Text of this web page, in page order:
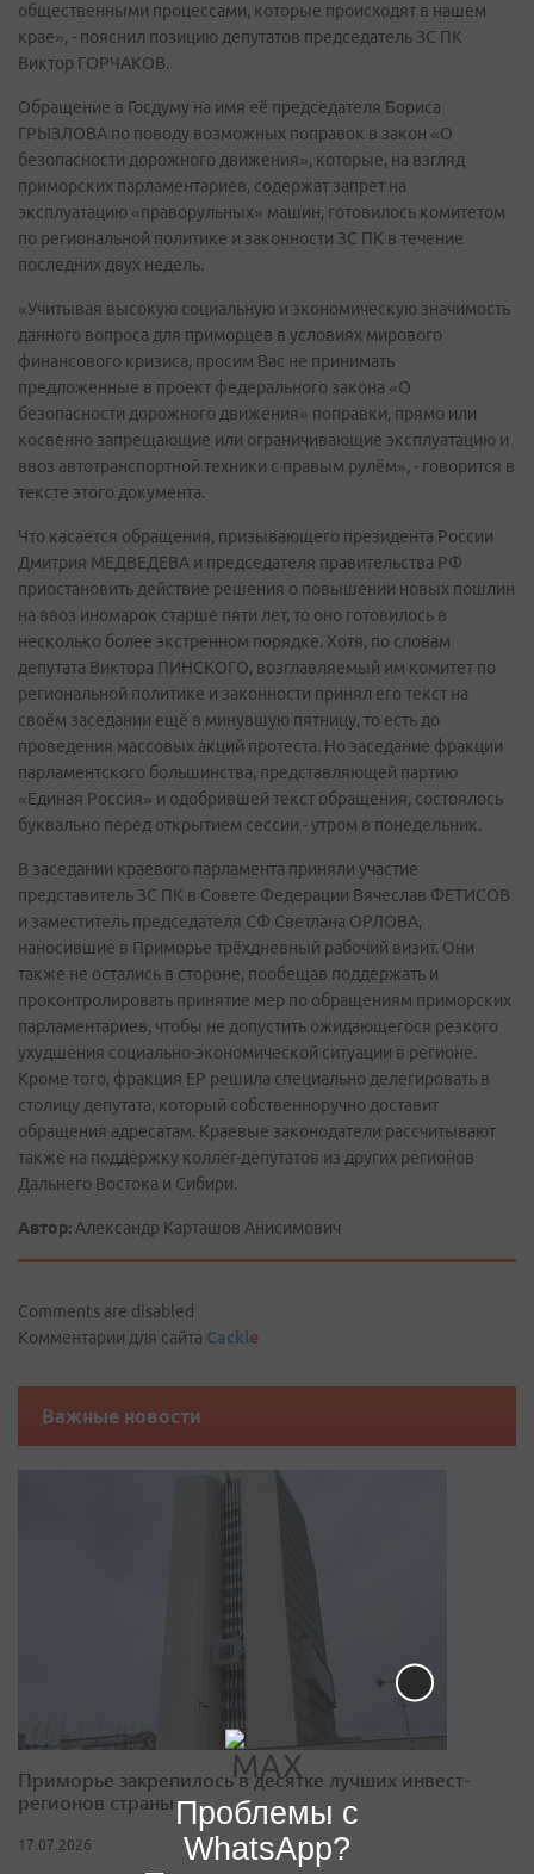
общественными процессами, которые происходят в нашем
крае», - пояснил позицию депутатов председатель ЗС ПК
Виктор ГОРЧАКОВ.
Обращение в Госдуму на имя её председателя Бориса
ГРЫЗЛОВА по поводу возможных поправок в закон «О
безопасности дорожного движения», которые, на взгляд
приморских парламентариев, содержат запрет на
эксплуатацию «праворульных» машин, готовилось комитетом
по региональной политике и законности ЗС ПК в течение
последних двух недель.
«Учитывая высокую социальную и экономическую значимость
данного вопроса для приморцев в условиях мирового
финансового кризиса, просим Вас не принимать
предложенные в проект федерального закона «О
безопасности дорожного движения» поправки, прямо или
косвенно запрещающие или ограничивающие эксплуатацию и
ввоз автотранспортной техники с правым рулём», - говорится в
тексте этого документа.
Что касается обращения, призывающего президента России
Дмитрия МЕДВЕДЕВА и председателя правительства РФ
приостановить действие решения о повышении новых пошлин
на ввоз иномарок старше пяти лет, то оно готовилось в
несколько более экстренном порядке. Хотя, по словам
депутата Виктора ПИНСКОГО, возглавляемый им комитет по
региональной политике и законности принял его текст на
своём заседании ещё в минувшую пятницу, то есть до
проведения массовых акций протеста. Но заседание фракции
парламентского большинства, представляющей партию
«Единая Россия» и одобрившей текст обращения, состоялось
буквально перед открытием сессии - утром в понедельник.
В заседании краевого парламента приняли участие
представитель ЗС ПК в Совете Федерации Вячеслав ФЕТИСОВ
и заместитель председателя СФ Светлана ОРЛОВА,
наносившие в Приморье трёхдневный рабочий визит. Они
также не остались в стороне, пообещав поддержать и
проконтролировать принятие мер по обращениям приморских
парламентариев, чтобы не допустить ожидающегося резкого
ухудшения социально-экономической ситуации в регионе.
Кроме того, фракция ЕР решила специально делегировать в
столицу депутата, который собственноручно доставит
обращения адресатам. Краевые законодатели рассчитывают
также на поддержку коллег-депутатов из других регионов
Дальнего Востока и Сибири.
Автор: Александр Карташов Анисимович
Comments are disabled
Комментарии для сайта Cackle
Важные новости
Приморье закрепилось в десятке лучших инвест-
регионов страны
17.07.2026
Проблемы с
WhatsApp?